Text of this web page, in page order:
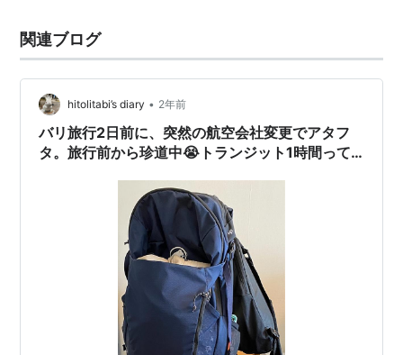
関連ブログ
hitolitabi’s diary • 2年前
バリ旅行2日前に、突然の航空会社変更でアタフ
タ。旅行前から珍道中😭トランジット1時間って